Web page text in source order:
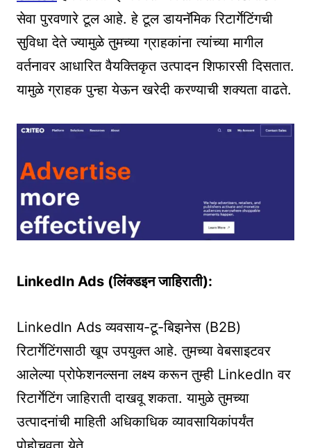
सेवा पुरवणारे टूल आहे. हे टूल डायनॅमिक रिटार्गेटिंगची
सुविधा देते ज्यामुळे तुमच्या ग्राहकांना त्यांच्या मागील
वर्तनावर आधारित वैयक्तिकृत उत्पादन शिफारसी दिसतात.
यामुळे ग्राहक पुन्हा येऊन खरेदी करण्याची शक्यता वाढते.
LinkedIn Ads (लिंक्डइन जाहिराती):
LinkedIn Ads व्यवसाय-टू-बिझनेस (B2B)
रिटार्गेटिंगसाठी खूप उपयुक्त आहे. तुमच्या वेबसाइटवर
आलेल्या प्रोफेशनल्सना लक्ष्य करून तुम्ही LinkedIn वर
रिटार्गेटिंग जाहिराती दाखवू शकता. यामुळे तुमच्या
उत्पादनांची माहिती अधिकाधिक व्यावसायिकांपर्यंत